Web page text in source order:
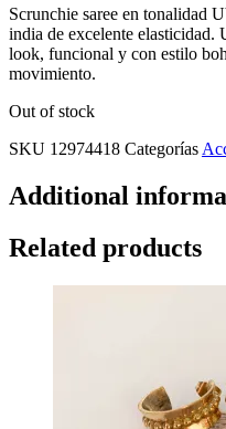
Scrunchie saree en tonalidad
india de excelente elasticidad.
look, funcional y con estilo
movimiento.
Out of stock
SKU 12974418 Categorías
Additional
Related products